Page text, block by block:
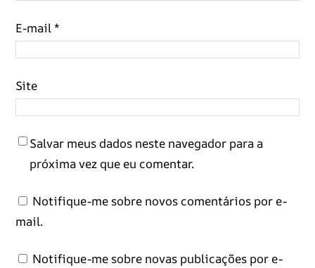
E-mail *
Site
Salvar meus dados neste navegador para a
próxima vez que eu comentar.
Notifique-me sobre novos comentários por e-
mail.
Notifique-me sobre novas publicações por e-